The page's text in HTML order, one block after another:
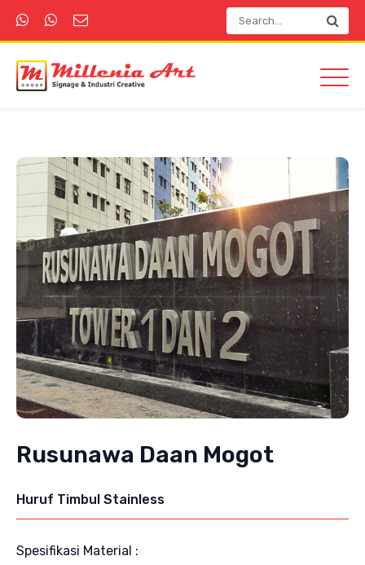
Rusunawa Daan Mogot
Huruf Timbul Stainless
Spesifikasi Material :